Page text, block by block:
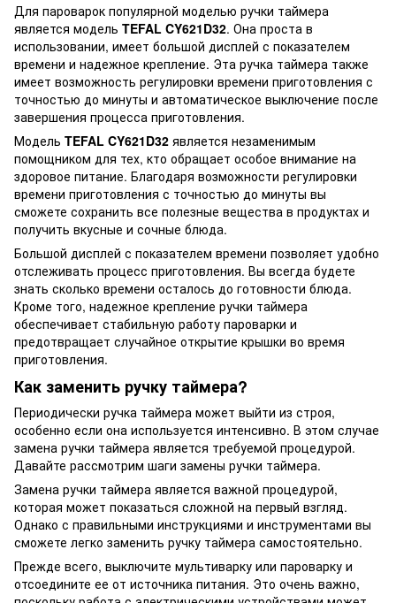
Для пароварок популярной моделью ручки таймера
является модель TEFAL CY621D32. Она проста в
использовании, имеет большой дисплей с показателем
времени и надежное крепление. Эта ручка таймера также
имеет возможность регулировки времени приготовления с
точностью до минуты и автоматическое выключение после
завершения процесса приготовления.
Модель TEFAL CY621D32 является незаменимым
помощником для тех, кто обращает особое внимание на
здоровое питание. Благодаря возможности регулировки
времени приготовления с точностью до минуты вы
сможете сохранить все полезные вещества в продуктах и ​​
получить вкусные и сочные блюда.
Большой дисплей с показателем времени позволяет удобно
отслеживать процесс приготовления. Вы всегда будете
знать сколько времени осталось до готовности блюда.
Кроме того, надежное крепление ручки таймера
обеспечивает стабильную работу пароварки и
предотвращает случайное открытие крышки во время
приготовления.
Как заменить ручку таймера?
Периодически ручка таймера может выйти из строя,
особенно если она используется интенсивно. В этом случае
замена ручки таймера является требуемой процедурой.
Давайте рассмотрим шаги замены ручки таймера.
Замена ручки таймера является важной процедурой,
которая может показаться сложной на первый взгляд.
Однако с правильными инструкциями и инструментами вы
сможете легко заменить ручку таймера самостоятельно.
Прежде всего, выключите мультиварку или пароварку и
отсоедините ее от источника питания. Это очень важно,